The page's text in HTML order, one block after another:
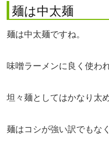
麺は中太麺
麺は中太麺ですね。
味噌ラーメンに良く使わ
坦々麺としてはかなり太
麺はコシが強い訳でもな